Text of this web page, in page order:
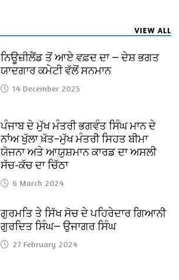
VIEW ALL
ਨਿਊਜ਼ੀਲੈਂਡ ਤੋਂ ਆਏ ਵਫ਼ਦ ਦਾ — ਦੇਸ਼ ਭਗਤ
ਯਾਦਗਾਰ ਕਮੇਟੀ ਵੱਲੋਂ ਸਨਮਾਨ
14 December 2025
ਪੰਜਾਬ ਦੇ ਮੁੱਖ ਮੰਤਰੀ ਭਗਵੰਤ ਸਿੰਘ ਮਾਨ ਦੇ
ਨਾਂਅ ਖੁੱਲਾ ਖ਼ੱਤ–ਮੁੱਖ ਮੰਤਰੀ ਸਿਹਤ ਬੀਮਾ
ਯੋਜਨਾ ਅਤੇ ਆਯੁਸ਼ਮਾਨ ਕਾਰਡ ਦਾ ਅਸਲੀ
ਸੱਚ-ਕੱਚ ਦਾ ਚਿੱਠਾ
6 March 2024
ਗੁਰਮਤਿ ਤੇ ਸਿੱਖ ਸੋਚ ਦੇ ਪਹਿਰੇਦਾਰ ਗਿਆਨੀ
ਗੁਰਦਿਤ ਸਿੰਘ— ਉਜਾਗਰ ਸਿੰਘ
27 February 2024